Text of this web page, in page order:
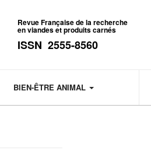
Revue Française de la recherche
en viandes et produits carnés
ISSN 2555-8560
BIEN-ÊTRE ANIMAL